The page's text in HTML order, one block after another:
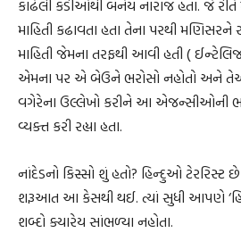
કાઢેલી કડીઓથી બંનેય નારાજ હતા. જે
માહિતી કઢાવતા હતા તેના પરથી
માહિતી જેમના તરફથી આવી હતી (
એમના પર એ બેઉને ભરોસો નહોતો અને
વગેરેના ઉલ્લેખો કરીને આ એજન્સીઓની
વ્યક્ત કરી રહ્યા હતા.
નાંદેડનો કિસ્સો શું હતો? હિન્દુઓ ટેરરિસ્ટ
શરૂઆત આ કેસથી થઈ. ત્યાં સુધી આપણે
શબ્દો ક્યારેય સાંભળ્યા નહોતા.